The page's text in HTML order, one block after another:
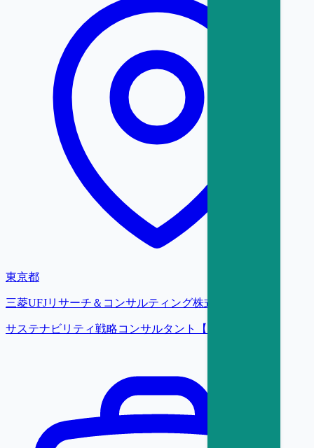
東京都
三菱UFJリサーチ＆コンサルティング株式会社
サステナビリティ戦略コンサルタント【大阪】